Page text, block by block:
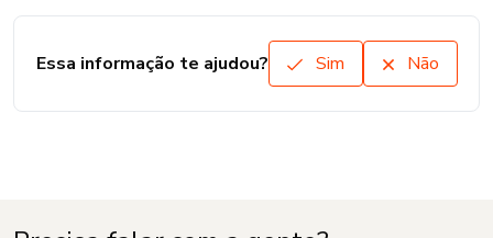
Essa informação te ajudou? Sim Não